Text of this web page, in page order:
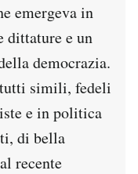
emergeva in
dittature e un
democrazia.
tutti simili, fedeli
e in politica
di bella
recente